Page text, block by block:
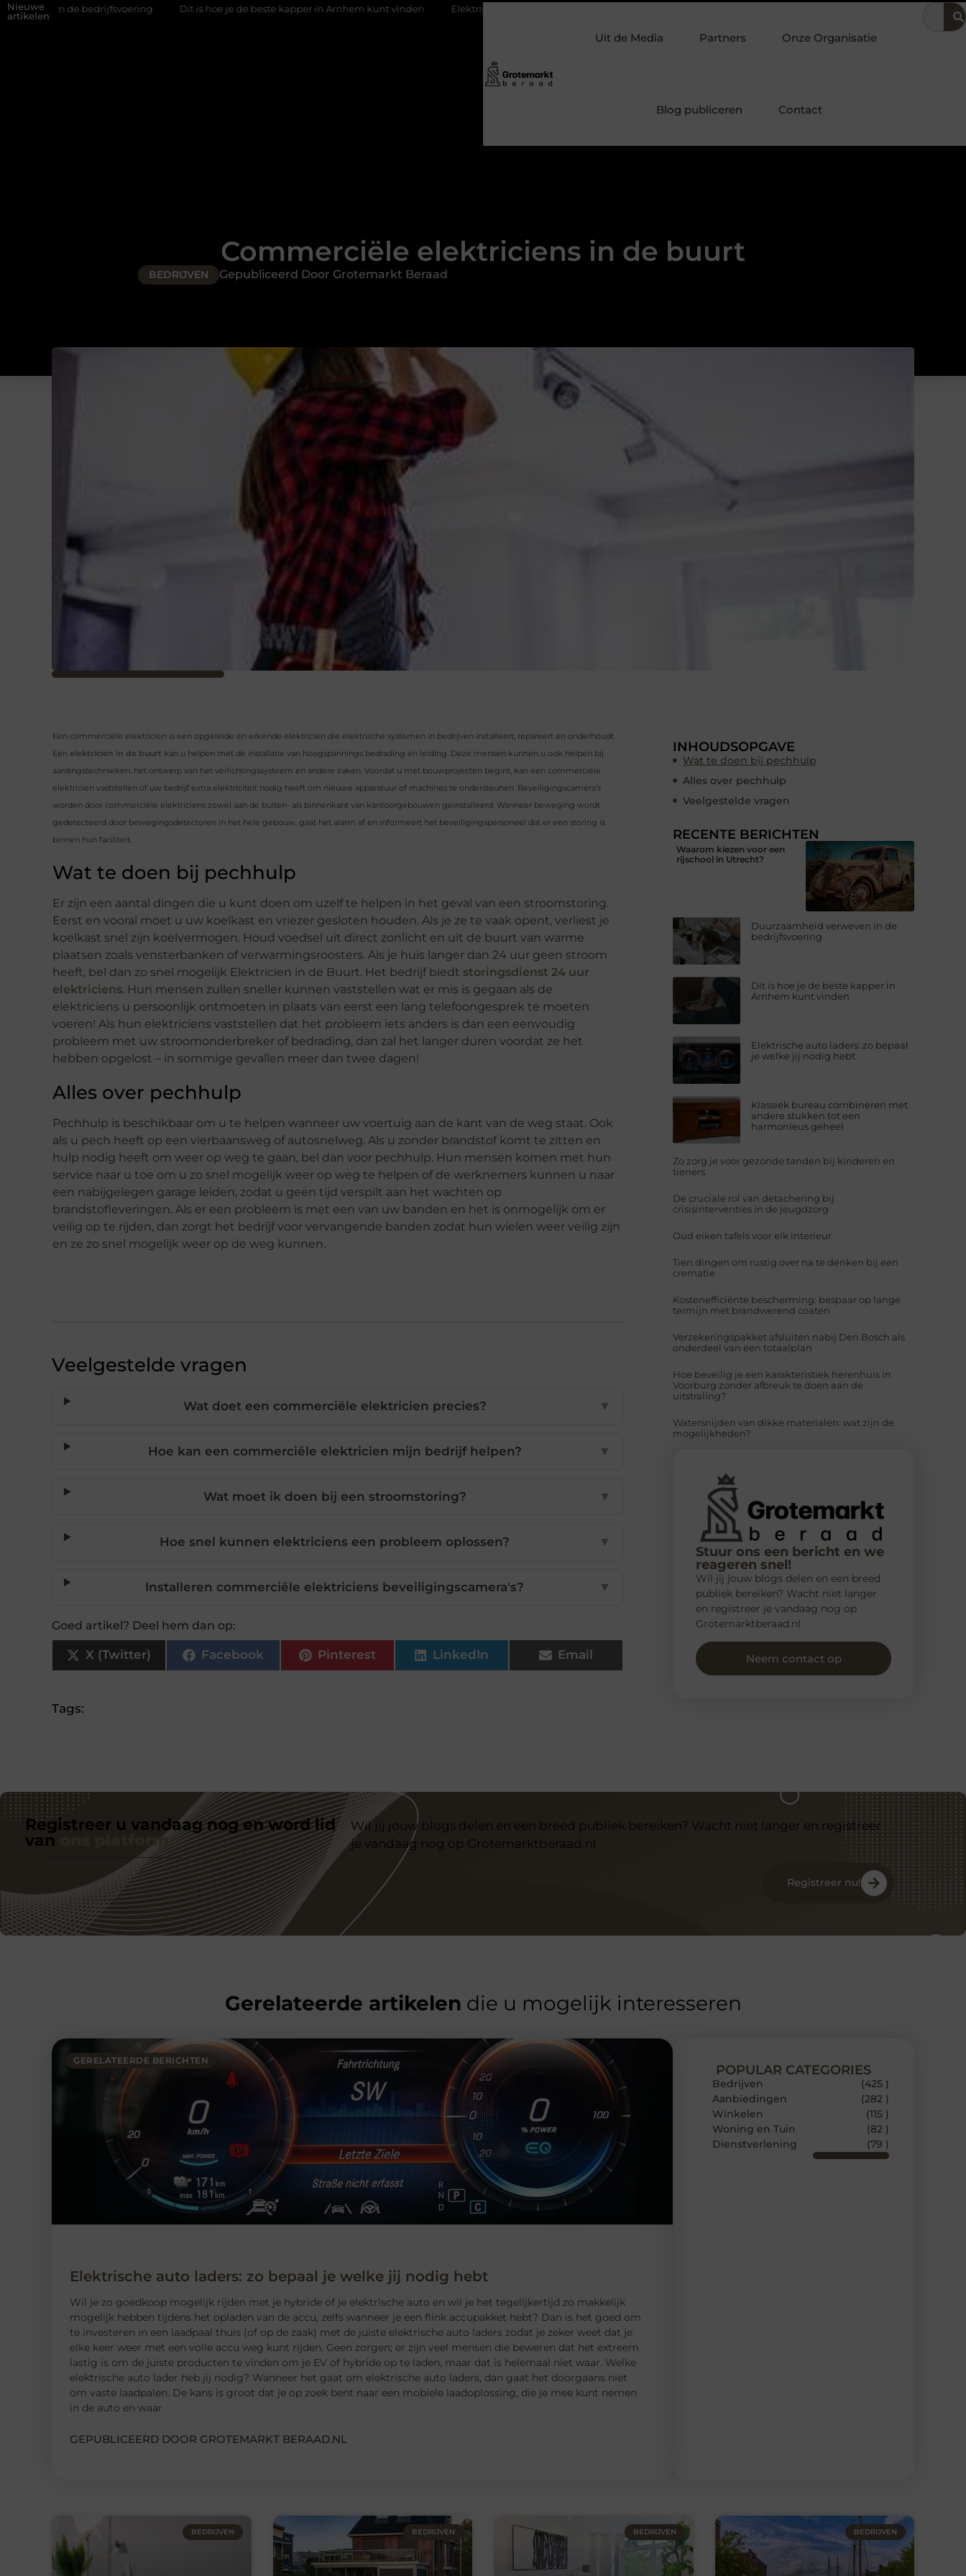
Nieuwe
artikelen
Dit is hoe je de beste kapper in Arnhem kunt vinden Elektrische auto laders: zo bepaal je welke jij nodig hebt Klassiek bureau combineren met andere stukken tot een
Uit de Media Partners Onze Organisatie
Blog publiceren Contact
Commerciële elektriciens in de buurt
BEDRIJVEN Gepubliceerd Door Grotemarkt Beraad
Een commerciële elektricien is een opgeleide en erkende elektricien die elektrische systemen in bedrijven installeert, repareert en onderhoudt.
Een elektricien in de buurt kan u helpen met de installatie van hoogspannings bedrading en leiding. Deze mensen kunnen u ook helpen bij
aardingstechnieken, het ontwerp van het verlichtingssysteem en andere zaken. Voordat u met bouwprojecten begint, kan een commerciële
elektricien vaststellen of uw bedrijf extra elektriciteit nodig heeft om nieuwe apparatuur of machines te ondersteunen. Beveiligingscamera’s
worden door commerciële elektriciens zowel aan de buiten- als binnenkant van kantoorgebouwen geïnstalleerd. Wanneer beweging wordt
gedetecteerd door bewegingsdetectoren in het hele gebouw, gaat het alarm af en informeert het beveiligingspersoneel dat er een storing is
binnen hun faciliteit.
Wat te doen bij pechhulp
Er zijn een aantal dingen die u kunt doen om uzelf te helpen in het geval van een stroomstoring.
Eerst en vooral moet u uw koelkast en vriezer gesloten houden. Als je ze te vaak opent, verliest je
koelkast snel zijn koelvermogen. Houd voedsel uit direct zonlicht en uit de buurt van warme
plaatsen zoals vensterbanken of verwarmingsroosters. Als je huis langer dan 24 uur geen stroom
heeft, bel dan zo snel mogelijk Elektricien in de Buurt. Het bedrijf biedt storingsdienst 24 uur
elektriciens. Hun mensen zullen sneller kunnen vaststellen wat er mis is gegaan als de
elektriciens u persoonlijk ontmoeten in plaats van eerst een lang telefoongesprek te moeten
voeren! Als hun elektriciens vaststellen dat het probleem iets anders is dan een eenvoudig
probleem met uw stroomonderbreker of bedrading, dan zal het langer duren voordat ze het
hebben opgelost – in sommige gevallen meer dan twee dagen!
Alles over pechhulp
Pechhulp is beschikbaar om u te helpen wanneer uw voertuig aan de kant van de weg staat. Ook
als u pech heeft op een vierbaansweg of autosnelweg. Als u zonder brandstof komt te zitten en
hulp nodig heeft om weer op weg te gaan, bel dan voor pechhulp. Hun mensen komen met hun
service naar u toe om u zo snel mogelijk weer op weg te helpen of de werknemers kunnen u naar
een nabijgelegen garage leiden, zodat u geen tijd verspilt aan het wachten op
brandstofleveringen. Als er een probleem is met een van uw banden en het is onmogelijk om er
veilig op te rijden, dan zorgt het bedrijf voor vervangende banden zodat hun wielen weer veilig zijn
en ze zo snel mogelijk weer op de weg kunnen.
Veelgestelde vragen
Wat doet een commerciële elektricien precies? ▼
Hoe kan een commerciële elektricien mijn bedrijf helpen? ▼
Wat moet ik doen bij een stroomstoring? ▼
Hoe snel kunnen elektriciens een probleem oplossen? ▼
Installeren commerciële elektriciens beveiligingscamera's? ▼
Goed artikel? Deel hem dan op:
X (Twitter) Facebook Pinterest LinkedIn Email
Tags:
INHOUDSOPGAVE
Wat te doen bij pechhulp
Alles over pechhulp
Veelgestelde vragen
RECENTE BERICHTEN
Waarom kiezen voor een
rijschool in Utrecht?
Duurzaamheid verweven in de
bedrijfsvoering
Dit is hoe je de beste kapper in
Arnhem kunt vinden
Elektrische auto laders: zo bepaal
je welke jij nodig hebt
Klassiek bureau combineren met
andere stukken tot een
harmonieus geheel
Zo zorg je voor gezonde tanden bij kinderen en
tieners
De cruciale rol van detachering bij
crisisinterventies in de jeugdzorg
Oud eiken tafels voor elk interieur
Tien dingen om rustig over na te denken bij een
crematie
Kostenefficiënte bescherming: bespaar op lange
termijn met brandwerend coaten
Verzekeringspakket afsluiten nabij Den Bosch als
onderdeel van een totaalplan
Hoe beveilig je een karakteristiek herenhuis in
Voorburg zonder afbreuk te doen aan de
uitstraling?
Watersnijden van dikke materialen: wat zijn de
mogelijkheden?
Stuur ons een bericht en we
reageren snel!
Wil jij jouw blogs delen en een breed
publiek bereiken? Wacht niet langer
en registreer je vandaag nog op
Grotemarktberaad.nl
Neem contact op
Registreer u vandaag nog en word lid
van
ons platform
Wil jij jouw blogs delen en een breed publiek bereiken? Wacht niet langer en registreer
je vandaag nog op Grotemarktberaad.nl
Registreer nu!
Gerelateerde artikelen die u mogelijk interesseren
GERELATEERDE BERICHTEN
Elektrische auto laders: zo bepaal je welke jij nodig hebt
Wil je zo goedkoop mogelijk rijden met je hybride of je elektrische auto en wil je het tegelijkertijd zo makkelijk
mogelijk hebben tijdens het opladen van de accu, zelfs wanneer je een flink accupakket hebt? Dan is het goed om
te investeren in een laadpaal thuis (of op de zaak) met de juiste elektrische auto laders zodat je zeker weet dat je
elke keer weer met een volle accu weg kunt rijden. Geen zorgen; er zijn veel mensen die beweren dat het extreem
lastig is om de juiste producten te vinden om je EV of hybride op te laden, maar dat is helemaal niet waar. Welke
elektrische auto lader heb jij nodig? Wanneer het gaat om elektrische auto laders, dan gaat het doorgaans niet
om vaste laadpalen. De kans is groot dat je op zoek bent naar een mobiele laadoplossing, die je mee kunt nemen
in de auto en waar
GEPUBLICEERD DOOR GROTEMARKT BERAAD.NL
POPULAR CATEGORIES
Bedrijven
(425 )
Aanbiedingen
(282 )
Winkelen
(115 )
Woning en Tuin
(82 )
Dienstverlening
(79 )
BEDRIJVEN BEDRIJVEN BEDRIJVEN BEDRIJVEN